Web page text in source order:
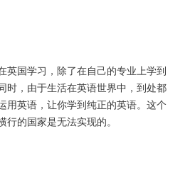
英国学习，除了在自己的专业上学到
时，由于生活在英语世界中，到处都
用英语，让你学到纯正的英语。这个
行的国家是无法实现的。